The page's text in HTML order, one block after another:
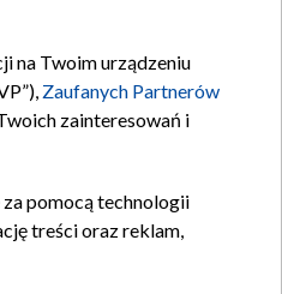
na Twoim urządzeniu
Zaufanych Partnerów
zainteresowań i
za pomocą technologii
treści oraz reklam,